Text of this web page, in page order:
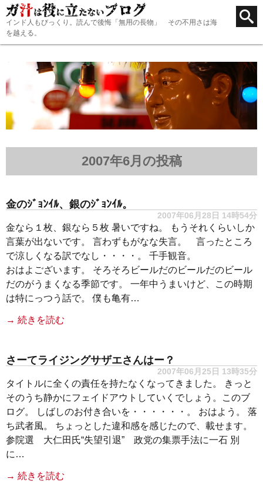
インド人もびっくり。読んで後悔「無用の長物」 その不用さは海
を越える。
2007年6月の投稿
金のｼﾞｮﾝｲﾙ、銀のｼﾞｮﾝｲﾙ。
2007年06月28日 14時54分
金なら１枚、銀なら５枚 暑いですね。 もうそれくらいしか
言葉が出ないです。 言わずもがなな失言。 言ったところ
で涼しくなる訳でなし・・・・。 千手観音。
おはよございます。 そろそろビールだのビールだのビール
だのがうまくなる季節です。 一年中うまいけど、この時期
は特にっつう話で。 僕も亀有…
→ 続きを読む
さーてライジングサザエさんはー？
2007年06月25日 13時35分
タイトルに全くの責任を持たなくなってきました。 きっと
そのうち静かにフェイドアウトしていくでしょう。このブ
ログ。 しばしのお付き合いを・・・・・・。 おはよう。 落
ち武者風。 ちょっとした違和感を感じたので、載せます。
参院選 大仁田氏“失望引退” 政党の集票手法に一石 別
に…
→ 続きを読む